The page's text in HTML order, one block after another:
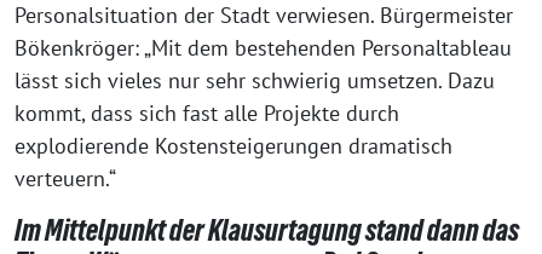
Personalsituation der Stadt verwiesen. Bürgermeister
Bökenkröger: „Mit dem bestehenden Personaltableau
lässt sich vieles nur sehr schwierig umsetzen. Dazu
kommt, dass sich fast alle Projekte durch
explodierende Kostensteigerungen dramatisch
verteuern.“
Im Mittelpunkt der Klausurtagung stand dann das